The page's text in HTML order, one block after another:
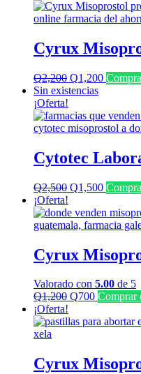
Cyrux
Q2,200 El
precio
era:
Q2,200.
Q1,200El
es:
Q1,200.
Sin existencias
¡Oferta!
Cytotec
Q2,500 El
original
era:
Q1,500El
actual
es:
¡Oferta!
Cyrux
Valorado con 5.00 de 5
Q1,200 El
original
Q700El
actual
Comprar
¡Oferta!
Cyrux